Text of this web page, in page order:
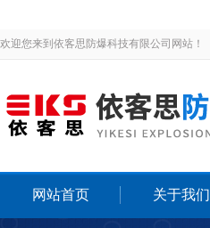
欢迎您来到依客思防爆科技有限公司网站！
网站首页 关于我们